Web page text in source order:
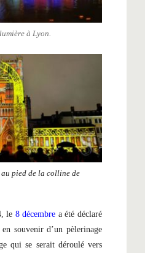
à Lyon.
pied de la colline de
le 8 décembre a été déclaré
souvenir d’un pèlerinage
qui se serait déroulé vers